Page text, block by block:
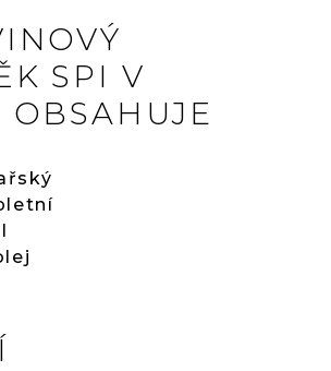
SPI V